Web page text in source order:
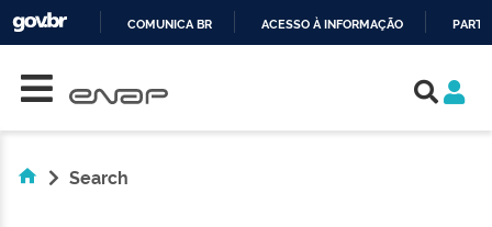
COMUNICA BR ACESSO À INFORMAÇÃO
Search